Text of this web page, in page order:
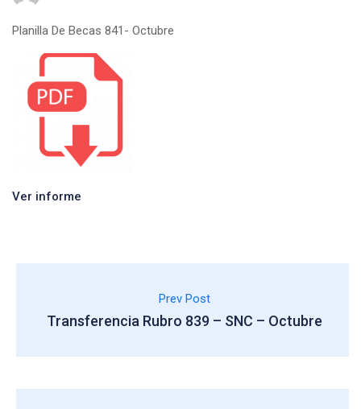
Planilla De Becas 841- Octubre
Ver informe
Prev Post
Transferencia Rubro 839 – SNC – Octubre